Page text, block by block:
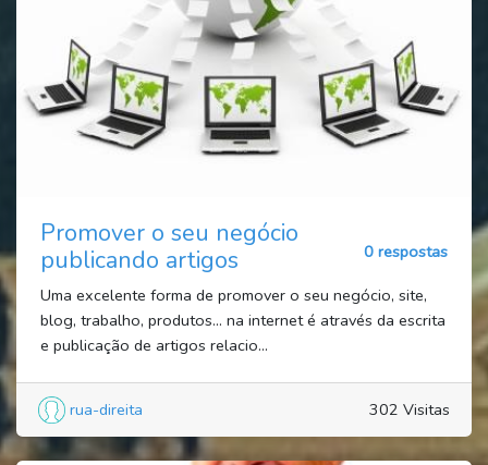
Promover o seu negócio
publicando artigos
0 respostas
Uma excelente forma de promover o seu negócio, site,
blog, trabalho, produtos… na internet é através da escrita
e publicação de artigos relacio...
rua-direita 302 Visitas